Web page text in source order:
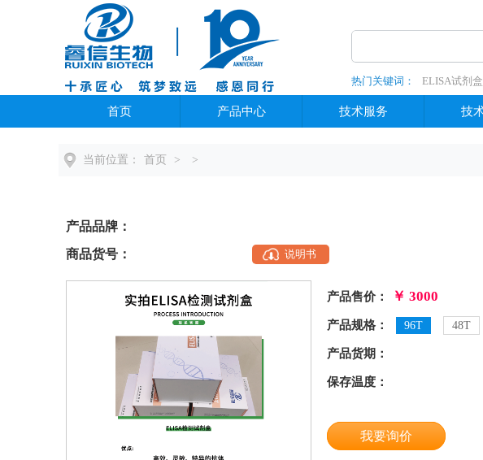
热门关键词： ELISA试剂盒
全部分类
首页 产品中心 技术服务 技
当前位置： 首页 > >
产品品牌：
商品货号：
说明书
产品售价： ￥ 3000
产品规格： 96T 48T
产品货期：
保存温度：
我要询价